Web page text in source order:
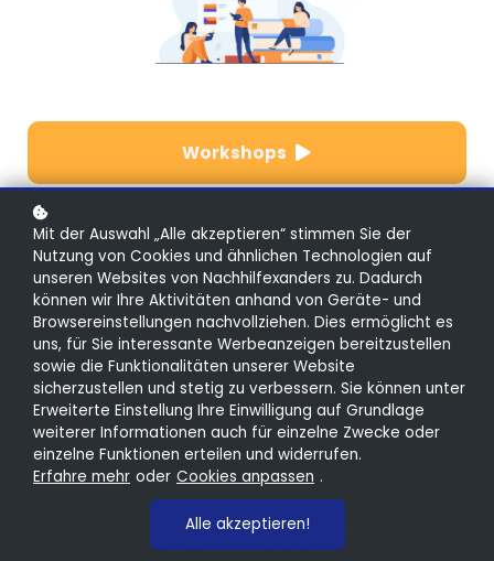
Workshops
Module
Welche Pakete gibt es
bei Nachhilfe x
anders?
Egal ob du dich auf die Matura vorbereiten möchtest
oder eine Schulstufe besuchst und bereit für die
nächste Rechnungswesen-Stunde sein willst. Bei
Mit der Auswahl „Alle akzeptieren“ stimmen Sie der
Nutzung von Cookies und ähnlichen Technologien auf
unseren Websites von Nachhilfexanders zu. Dadurch
können wir Ihre Aktivitäten anhand von Geräte- und
Browsereinstellungen nachvollziehen. Dies ermöglicht es
uns, für Sie interessante Werbeanzeigen bereitzustellen
sowie die Funktionalitäten unserer Website
sicherzustellen und stetig zu verbessern. Sie können unter
Erweiterte Einstellung Ihre Einwilligung auf Grundlage
weiterer Informationen auch für einzelne Zwecke oder
einzelne Funktionen erteilen und widerrufen.
Erfahre mehr oder Cookies anpassen .
Alle akzeptieren!